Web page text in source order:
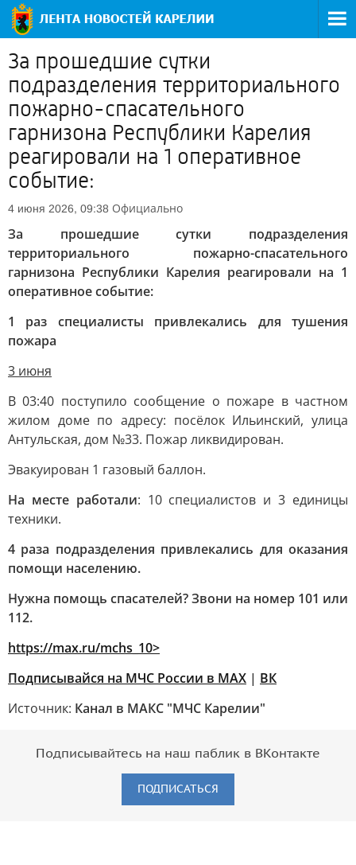
За прошедшие сутки
подразделения территориального
пожарно-спасательного
гарнизона Республики Карелия
реагировали на 1 оперативное
событие:
4 июня 2026, 09:38 Официально
За прошедшие сутки подразделения
территориального пожарно-спасательного
гарнизона Республики Карелия реагировали на 1
оперативное событие:
1 раз специалисты привлекались для тушения
пожара
3 июня
В 03:40 поступило сообщение о пожаре в частном
жилом доме по адресу: посёлок Ильинский, улица
Антульская, дом №33. Пожар ликвидирован.
Эвакуирован 1 газовый баллон.
На месте работали: 10 специалистов и 3 единицы
техники.
4 раза подразделения привлекались для оказания
помощи населению.
Нужна помощь спасателей? Звони на номер 101 или
112.
https://max.ru/mchs_10>
Подписывайся на МЧС России в MAX | ВК
Источник: Канал в МАКС "МЧС Карелии"
Подписывайтесь на наш паблик в ВКонтакте
ПОДПИСАТЬСЯ